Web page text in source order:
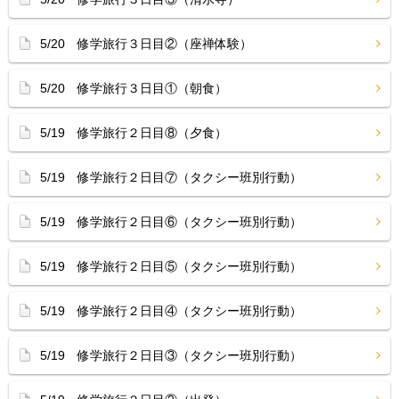
5/20 修学旅行３日目②（座禅体験）
5/20 修学旅行３日目①（朝食）
5/19 修学旅行２日目⑧（夕食）
5/19 修学旅行２日目⑦（タクシー班別行動）
5/19 修学旅行２日目⑥（タクシー班別行動）
5/19 修学旅行２日目⑤（タクシー班別行動）
5/19 修学旅行２日目④（タクシー班別行動）
5/19 修学旅行２日目③（タクシー班別行動）